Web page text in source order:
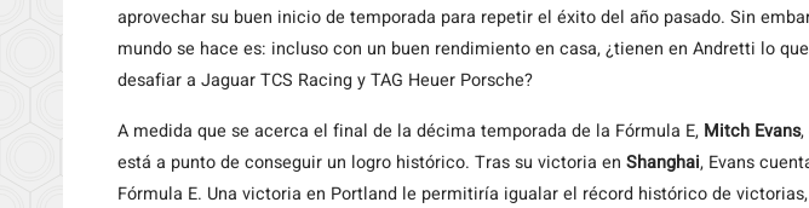
aprovechar su buen inicio de temporada para repetir el éxito del año pasado. Sin
mundo se hace es: incluso con un buen rendimiento en casa, ¿tienen en Andretti lo
desafiar a Jaguar TCS Racing y TAG Heuer Porsche?
A medida que se acerca el final de la décima temporada de la Fórmula E, Mitch Evans,
está a punto de conseguir un logro histórico. Tras su victoria en Shanghai, Evans
Fórmula E. Una victoria en Portland le permitiría igualar el récord histórico de